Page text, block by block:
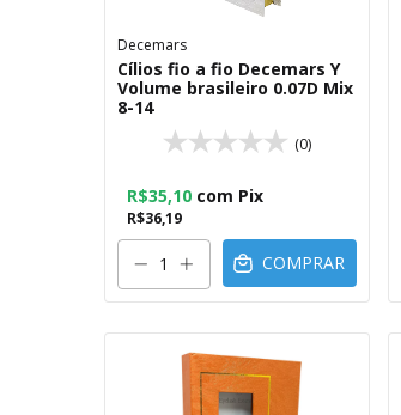
Decemars
Cílios fio a fio Decemars Y
Volume brasileiro 0.07D Mix
8-14
(0)
R$36,19
R$35,10 com Pix
COMPRAR